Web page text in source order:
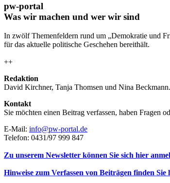
pw-portal
Was wir machen und wer wir sind
In zwölf Themenfeldern rund um „Demokratie und
für das aktuelle politische Geschehen bereithält.
++
Redaktion
David Kirchner, Tanja Thomsen und Nina Beckmann.
Kontakt
Sie möchten einen Beitrag verfassen, haben Fragen
E-Mail: info@pw-portal.de
Telefon: 0431/97 999 847
Zu unserem Newsletter können Sie sich hier
Hinweise zum Verfassen von Beiträgen finden Sie